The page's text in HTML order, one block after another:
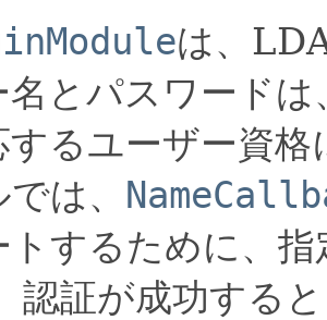
は、
名とパスワード
するユーザー資
は、
トするために、
認証が成功する